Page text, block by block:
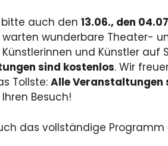
bitte auch den 13.06., den
warten wunderbare Theater-
und Künstler auf
sind kostenlos. Wir
Tollste: Alle Veranstaltungen
Besuch!
das vollständige Programm